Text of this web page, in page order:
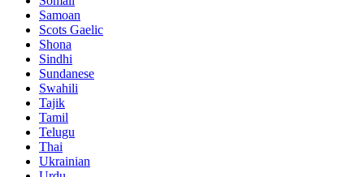
Samoan
Scots Gaelic
Shona
Sindhi
Sundanese
Swahili
Tajik
Tamil
Telugu
Thai
Ukrainian